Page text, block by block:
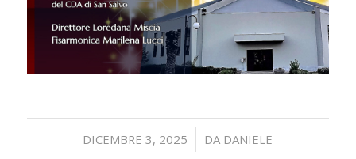
DICEMBRE 3, 2025
/ DA DANIELE